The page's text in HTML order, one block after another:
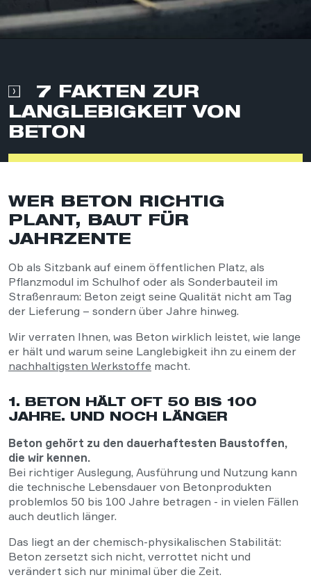
7 FAKTEN ZUR
LANGLEBIGKEIT VON
BETON
WER BETON RICHTIG
PLANT, BAUT FÜR
JAHRZENTE
Ob als Sitzbank auf einem öffentlichen Platz, als
Pflanzmodul im Schulhof oder als Sonderbauteil im
Straßenraum: Beton zeigt seine Qualität nicht am Tag
der Lieferung – sondern über Jahre hinweg.
Wir verraten Ihnen, was Beton wirklich leistet, wie lange
er hält und warum seine Langlebigkeit ihn zu einem der
nachhaltigsten Werkstoffe macht.
1. BETON HÄLT OFT 50 BIS 100
JAHRE. UND NOCH LÄNGER
Beton gehört zu den dauerhaftesten Baustoffen,
die wir kennen.
Bei richtiger Auslegung, Ausführung und Nutzung kann
die technische Lebensdauer von Betonprodukten
problemlos 50 bis 100 Jahre betragen - in vielen Fällen
auch deutlich länger.
Das liegt an der chemisch-physikalischen Stabilität:
Beton zersetzt sich nicht, verrottet nicht und
verändert sich nur minimal über die Zeit.